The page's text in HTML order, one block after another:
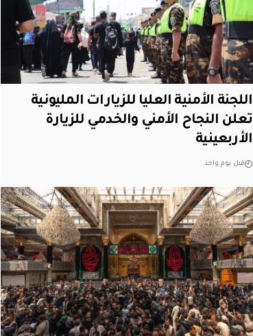
اللجنة الأمنية العليا للزيارات المليونية
تعلن النجاح الأمني والخدمي للزيارة
الأربعينية
قبل يوم واحد